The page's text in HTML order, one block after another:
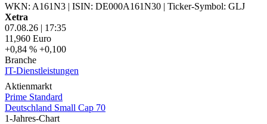
WKN: A161N3 | ISIN: DE000A161N30 | Ticker-Symbol: GLJ
Xetra
07.08.26 | 17:35
11,960 Euro
+0,84 % +0,100
Branche
IT-Dienstleistungen
Aktienmarkt
Prime Standard
Deutschland Small Cap 70
1-Jahres-Chart